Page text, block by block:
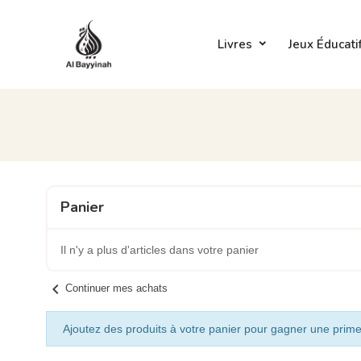
Livres Jeux
Panier
Il n'y a plus d'articles dans votre panier
chevron_left Continuer mes achats
Ajoutez des produits à votre panier pour gagner une